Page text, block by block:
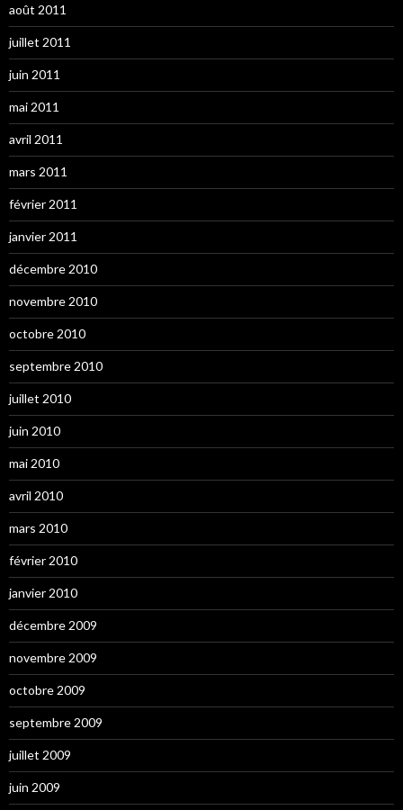
août 2011
juillet 2011
juin 2011
mai 2011
avril 2011
mars 2011
février 2011
janvier 2011
décembre 2010
novembre 2010
octobre 2010
septembre 2010
juillet 2010
juin 2010
mai 2010
avril 2010
mars 2010
février 2010
janvier 2010
décembre 2009
novembre 2009
octobre 2009
septembre 2009
juillet 2009
juin 2009